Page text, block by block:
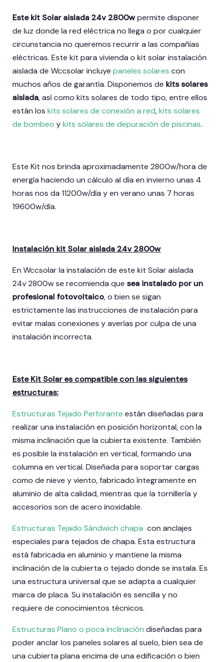
Este kit Solar aislada 24v 2800wpermite disponer
de luz donde la red eléctrica no llega o por cualquier
circunstancia no queremos recurrir a las compañías
eléctricas. Este kit para vivienda o kit solar instalación
aislada de Wccsolar incluye paneles solares con
muchos años de garantía. Disponemos de kits solares
aislada, así como kits solares de todo tipo, entre ellos
están los kits solares de conexión a red,kits solares
de bombeo ykits solares de depuración de piscinas.
Este Kit nos brinda aproximadamente 2800w/hora de
energía haciendo un cálculo al día en invierno unas 4
horas nos da 11200w/día y en verano unas 7 horas
19600w/día.
Instalación kit Solar aislada 24v 2800w
En Wccsolar la instalación de este kit Solar aislada
24v 2800w se recomienda que sea instalado por un
profesional fotovoltaico, o bien se sigan
estrictamente las instrucciones de instalación para
evitar malas conexiones y averías por culpa de una
instalación incorrecta.
Este Kit Solar es compatible con las siguientes
estructuras:
Estructuras Tejado Perforante están diseñadas para
realizar una instalación en posición horizontal, con la
misma inclinación que la cubierta existente. También
es posible la instalación en vertical, formando una
columna en vertical. Diseñada para soportar cargas
como de nieve y viento, fabricado íntegramente en
aluminio de alta calidad, mientras que la tornillería y
accesorios son de acero inoxidable.
Estructuras Tejado Sándwich chapa con anclajes
especiales para tejados de chapa. Esta estructura
está fabricada en aluminio y mantiene la misma
inclinación de la cubierta o tejado donde se instala. Es
una estructura universal que se adapta a cualquier
marca de placa. Su instalación es sencilla y no
requiere de conocimientos técnicos.
Estructuras Plano o poca inclinación diseñadas para
poder anclar los paneles solares al suelo, bien sea de
una cubierta plana encima de una edificación o bien